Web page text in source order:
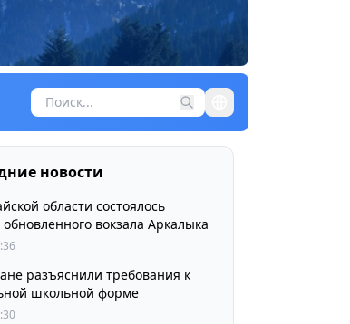
новости
области состоялось
вокзала Аркалыка
разъяснили требования к
школьной форме